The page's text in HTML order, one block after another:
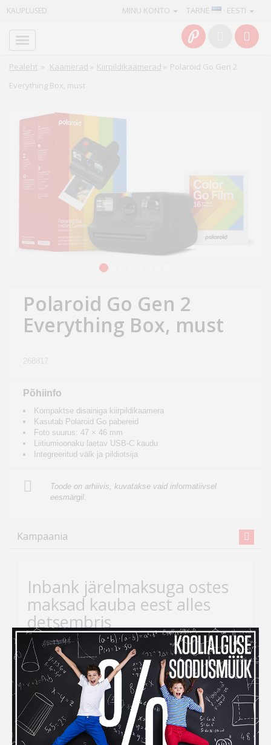
KAUPLUSED TARNE · EESTI
MINU KONTO
Pealeht » Kaamerad » Kiirpildikaamerad » Polaroid Go Gen 2
Everything Box, must
Polaroid Go Gen 2
Everything Box, must
268817
Põhiinfo
Kompaktse disainiga kiirpildikaamera
Kasutab Polaroid Go pabereid
Foto suurus: 47 × 46 mm
Liitiumioonaku laetav USB-C kaudu
Integreeritud välk ja pildiotsija
Toode on arhiivis, kuvatakse vaid informatiivsel
eesmärgil.
Kampaania
Inbank järelmaksuga ostes
maksad kauba eest alles
detsembris
Kui ihaldatud kaupade tellimiseks peaks raha nappima,
siis
Inbank järelmaksu abiga saad soovitud kauba
kohe kätte, aga maksma hakkad alles
detsembris!
Järelmaksu taotlemise protsess on lihtne –
veebikaubamaja ostukorvis tuleb makseviisiks valida
“Maksa järelmaksuga” ning seejärel täita kõik vajalikud
väljad.
Info
Teenused
Kaamerad
Elektroonika
aed
Sport
hobi